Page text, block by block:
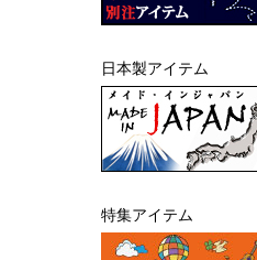
日本製アイテム
特集アイテム